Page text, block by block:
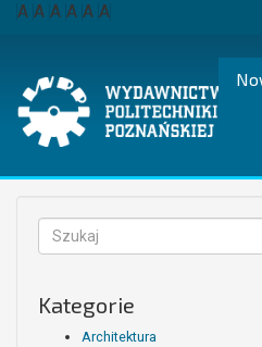
Przejdź
A A A A A A
Formularz
wyszukiwania
Kategorie
Architektura